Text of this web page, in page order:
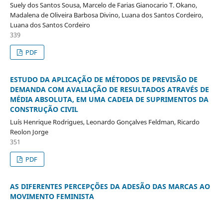
Suely dos Santos Sousa, Marcelo de Farias Gianocario T. Okano,
Madalena de Oliveira Barbosa Divino, Luana dos Santos Cordeiro,
Luana dos Santos Cordeiro
339
PDF
ESTUDO DA APLICAÇÃO DE MÉTODOS DE PREVISÃO DE
DEMANDA COM AVALIAÇÃO DE RESULTADOS ATRAVÉS DE
MÉDIA ABSOLUTA, EM UMA CADEIA DE SUPRIMENTOS DA
CONSTRUÇÃO CIVIL
Luís Henrique Rodrigues, Leonardo Gonçalves Feldman, Ricardo
Reolon Jorge
351
PDF
AS DIFERENTES PERCEPÇÕES DA ADESÃO DAS MARCAS AO
MOVIMENTO FEMINISTA